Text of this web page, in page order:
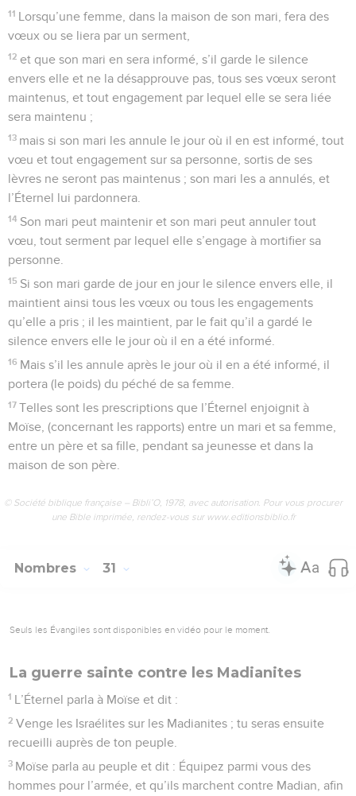
11 Lorsqu’une femme, dans la maison de son mari, fera des
vœux ou se liera par un serment,
12 et que son mari en sera informé, s’il garde le silence
envers elle et ne la désapprouve pas, tous ses vœux seront
maintenus, et tout engagement par lequel elle se sera liée
sera maintenu ;
13 mais si son mari les annule le jour où il en est informé, tout
vœu et tout engagement sur sa personne, sortis de ses
lèvres ne seront pas maintenus ; son mari les a annulés, et
l’Éternel lui pardonnera.
14 Son mari peut maintenir et son mari peut annuler tout
vœu, tout serment par lequel elle s’engage à mortifier sa
personne.
15 Si son mari garde de jour en jour le silence envers elle, il
maintient ainsi tous les vœux ou tous les engagements
qu’elle a pris ; il les maintient, par le fait qu’il a gardé le
silence envers elle le jour où il en a été informé.
16 Mais s’il les annule après le jour où il en a été informé, il
portera (le poids) du péché de sa femme.
17 Telles sont les prescriptions que l’Éternel enjoignit à
Moïse, (concernant les rapports) entre un mari et sa femme,
entre un père et sa fille, pendant sa jeunesse et dans la
maison de son père.
© Société biblique française – Bibli’O, 1978, avec autorisation. Pour vous procurer
une Bible imprimée, rendez-vous sur www.editionsbiblio.fr
Nombres 31
Seuls les Évangiles sont disponibles en vidéo pour le moment.
La guerre sainte contre les Madianites
1 L’Éternel parla à Moïse et dit :
2 Venge les Israélites sur les Madianites ; tu seras ensuite
recueilli auprès de ton peuple.
3 Moïse parla au peuple et dit : Équipez parmi vous des
hommes pour l’armée, et qu’ils marchent contre Madian, afin